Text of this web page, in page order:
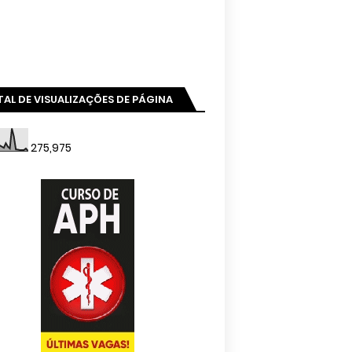
DE VISUALIZAÇÕES DE PÁGINA
275,975